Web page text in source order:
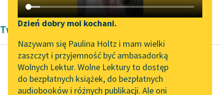
Katalog DAISY
Podkasty o książkach
Zgłoś brak utworu
Aktualności
„Prokurator Alicja Horn”
do słuchania
Narzędzia
Mapa Wolnych Lektur
Leśmianator
Dzień dobry moi kochani.
Nazywam się Paulina Holtz i mam wielki
zaszczyt i przyjemność być ambasadorką
Wolnych Lektur. Wolne Lektury to dostęp
do bezpłatnych książek, do bezpłatnych
audiobooków i różnych publikacji. Ale oni
Twórczość Michała Bałuckiego
Michał Bałucki
Za chlebem